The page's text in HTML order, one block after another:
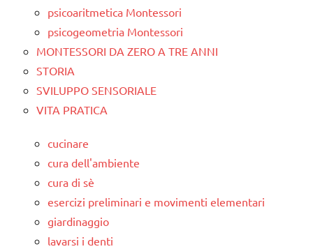
psicoaritmetica Montessori
psicogeometria Montessori
MONTESSORI DA ZERO A TRE ANNI
STORIA
SVILUPPO SENSORIALE
VITA PRATICA
cucinare
cura dell'ambiente
cura di sè
esercizi preliminari e movimenti elementari
giardinaggio
lavarsi i denti